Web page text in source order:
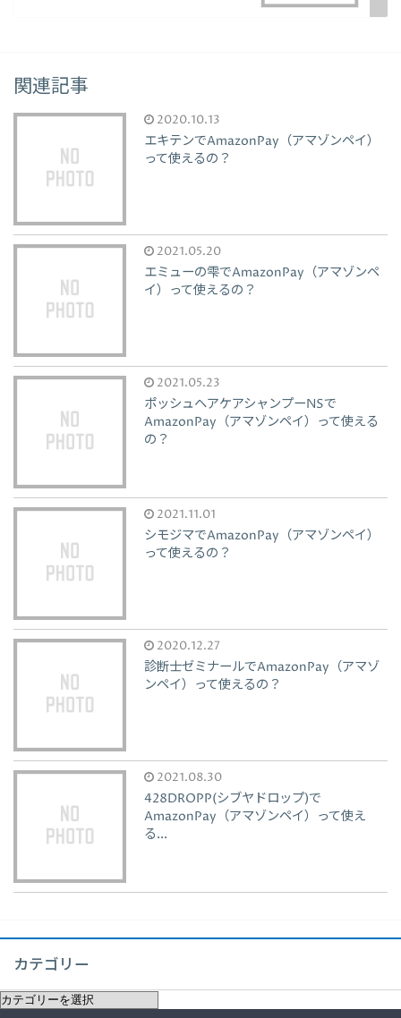
関連記事
2020.10.13
エキテンでAmazonPay（アマゾンペイ）
って使えるの？
2021.05.20
エミューの雫でAmazonPay（アマゾンペ
イ）って使えるの？
2021.05.23
ポッシュヘアケアシャンプーNSで
AmazonPay（アマゾンペイ）って使える
の？
2021.11.01
シモジマでAmazonPay（アマゾンペイ）
って使えるの？
2020.12.27
診断士ゼミナールでAmazonPay（アマゾ
ンペイ）って使えるの？
2021.08.30
428DROPP(シブヤドロップ)で
AmazonPay（アマゾンペイ）って使え
る...
カテゴリー